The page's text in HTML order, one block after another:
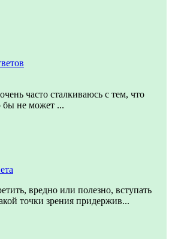
часто сталкиваюсь с тем, что
бы не может ...
вредно или полезно, вступать
точки зрения придержив...